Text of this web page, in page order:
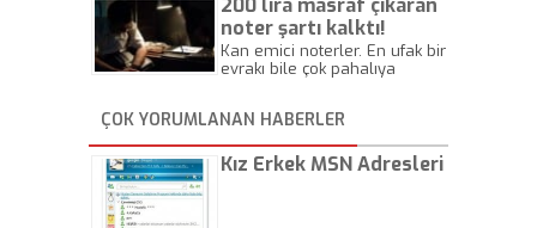
200 lira masraf çıkaran
noter şartı kalktı!
Kan emici noterler. En ufak bir
evrakı bile çok pahalıya
kaptırıyorsunuz. - Kayhan
Gezenti
ÇOK YORUMLANAN HABERLER
Kız Erkek MSN Adresleri